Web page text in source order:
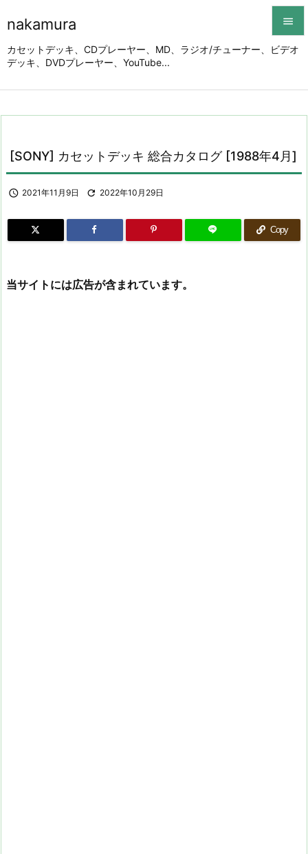
nakamura
カセットデッキ、CDプレーヤー、MD、ラジオ/チューナー、ビデオ
デッキ、DVDプレーヤー、YouTube...




[SONY] カセットデッキ 総合カタログ [1988年4月]
 2021年11月9日  2022年10月29日
Copy
当サイトには広告が含まれています。